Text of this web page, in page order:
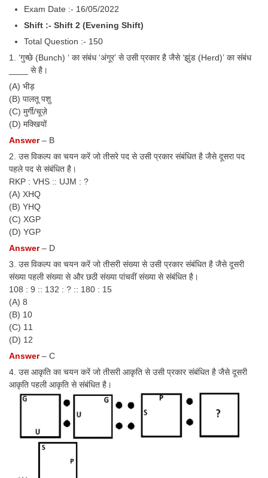
Tier-1 PAPERS
Tier-1 Answer Keys
SSC CGL TIER-2
TIER-2 Papers
TIER-2 Syllabus
SSC CGL PAPERS
Study Kit for CGL Tier-1
CGL Trend Analysis
SSC CGL FREE EBOOK
CHSL
CHSL Question Papers
CHSL Syllabus
CHSL Exam Resources
CHSL Sample Paper
CHSL Study Notes
Exam Date :- 16/05/2022
Shift :- Shift 2 (Evening Shift)
Total Question :- 150
1. ‘गुच्छे (Bunch) ‘ का संबंध ‘अंगूर’ से उसी प्रकार है जैसे ‘झुंड (Herd)’ का संबंध
____ से है।
(A) भीड़
(B) पालतू पशु
(C) मुर्गी/चूज़े
(D) मक्खियों
Answer– B
2. उस विकल्प का चयन करें जो तीसरे पद से उसी प्रकार संबंधित है जैसे दूसरा पद
पहले पद से संबंधित है।
RKP : VHS :: UJM : ?
(A) XHQ
(B) YHQ
(C) XGP
(D) YGP
Answer– D
3. उस विकल्प का चयन करें जो तीसरी संख्या से उसी प्रकार संबंधित है जैसे दूसरी
संख्या पहली संख्या से और छठी संख्या पांचवीं संख्या से संबंधित है।
108 : 9 :: 132 : ? :: 180 : 15
(A) 8
(B) 10
(C) 11
(D) 12
Answer– C
4. उस आकृति का चयन करें जो तीसरी आकृति से उसी प्रकार संबंधित है जैसे दूसरी
आकृति पहली आकृति से संबंधित है।